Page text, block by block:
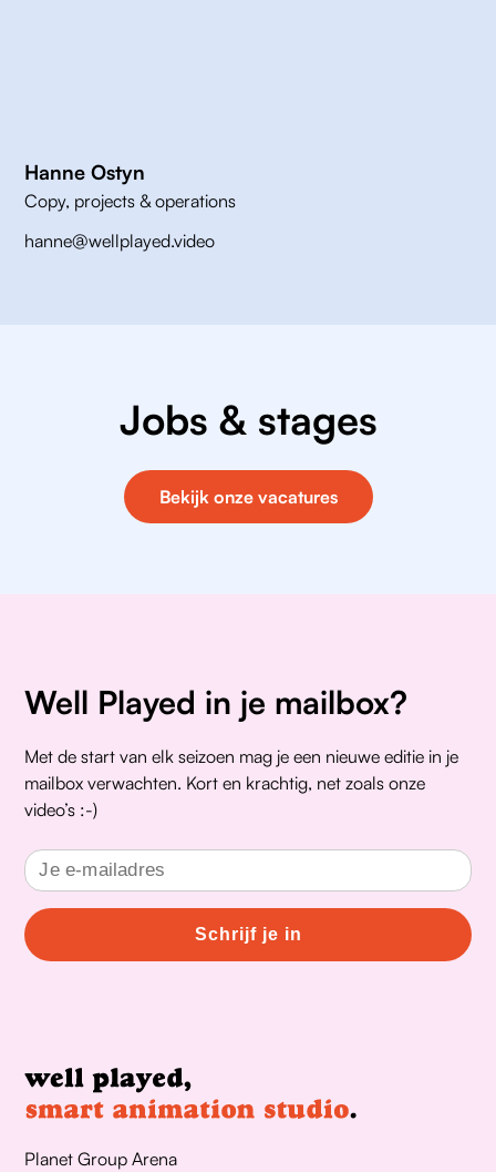
Hanne Ostyn
Copy, projects & operations
hanne@wellplayed.video
Jobs & stages
Bekijk onze vacatures
Well Played in je mailbox?
Met de start van elk seizoen mag je een nieuwe editie in je
mailbox verwachten. Kort en krachtig, net zoals onze
video’s :-)
Schrijf je in
Planet Group Arena